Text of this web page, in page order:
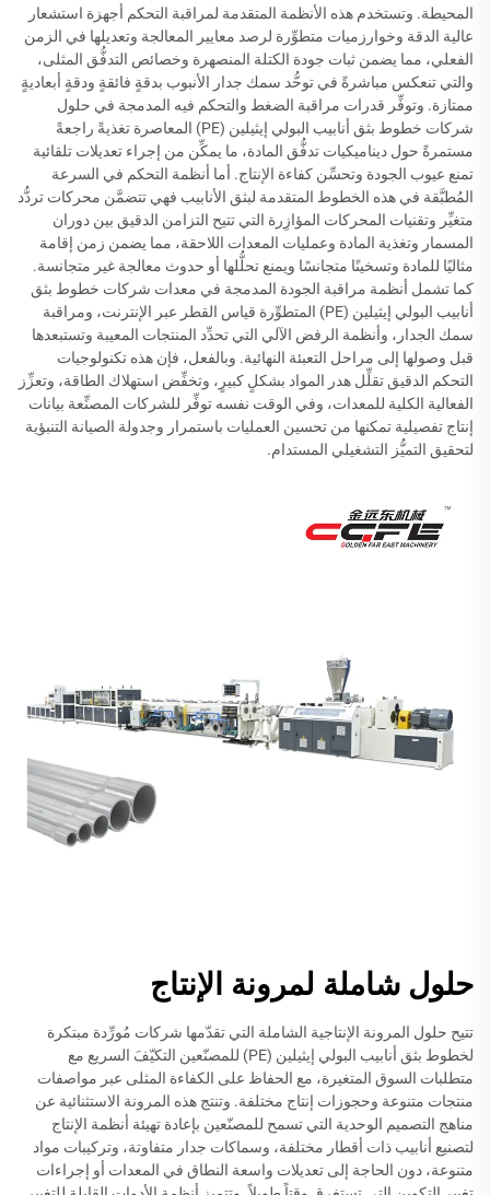
المحيطة. وتستخدم هذه الأنظمة المتقدمة لمراقبة التحكم أجهزة استشعار
عالية الدقة وخوارزميات متطوِّرة لرصد معايير المعالجة وتعديلها في الزمن
الفعلي، مما يضمن ثبات جودة الكتلة المنصهرة وخصائص التدفُّق المثلى،
والتي تنعكس مباشرةً في توحُّد سمك جدار الأنبوب بدقةٍ فائقةٍ ودقةٍ أبعاديةٍ
ممتازة. وتوفِّر قدرات مراقبة الضغط والتحكم فيه المدمجة في حلول
شركات خطوط بثق أنابيب البولي إيثيلين (PE) المعاصرة تغذيةً راجعةً
مستمرةً حول ديناميكيات تدفُّق المادة، ما يمكِّن من إجراء تعديلات تلقائية
تمنع عيوب الجودة وتحسِّن كفاءة الإنتاج. أما أنظمة التحكم في السرعة
المُطبَّقة في هذه الخطوط المتقدمة لبثق الأنابيب فهي تتضمَّن محركات تردُّد
متغيِّر وتقنيات المحركات المؤازِرة التي تتيح التزامن الدقيق بين دوران
المسمار وتغذية المادة وعمليات المعدات اللاحقة، مما يضمن زمن إقامة
مثاليًا للمادة وتسخينًا متجانسًا ويمنع تحلُّلها أو حدوث معالجة غير متجانسة.
كما تشمل أنظمة مراقبة الجودة المدمجة في معدات شركات خطوط بثق
أنابيب البولي إيثيلين (PE) المتطوِّرة قياس القطر عبر الإنترنت، ومراقبة
سمك الجدار، وأنظمة الرفض الآلي التي تحدِّد المنتجات المعيبة وتستبعدها
قبل وصولها إلى مراحل التعبئة النهائية. وبالفعل، فإن هذه تكنولوجيات
التحكم الدقيق تقلِّل هدر المواد بشكلٍ كبيرٍ، وتخفِّض استهلاك الطاقة، وتعزِّز
الفعالية الكلية للمعدات، وفي الوقت نفسه توفِّر للشركات المصنِّعة بيانات
إنتاج تفصيلية تمكنها من تحسين العمليات باستمرار وجدولة الصيانة التنبؤية
لتحقيق التميُّز التشغيلي المستدام.
حلول شاملة لمرونة الإنتاج
تتيح حلول المرونة الإنتاجية الشاملة التي تقدّمها شركات مُورِّدة مبتكرة
لخطوط بثق أنابيب البولي إيثيلين (PE) للمصنّعين التكيّفَ السريع مع
متطلبات السوق المتغيرة، مع الحفاظ على الكفاءة المثلى عبر مواصفات
منتجات متنوعة وحجوزات إنتاج مختلفة. وتنتج هذه المرونة الاستثنائية عن
مناهج التصميم الوحدية التي تسمح للمصنّعين بإعادة تهيئة أنظمة الإنتاج
لتصنيع أنابيب ذات أقطار مختلفة، وسماكات جدار متفاوتة، وتركيبات مواد
متنوعة، دون الحاجة إلى تعديلات واسعة النطاق في المعدات أو إجراءات